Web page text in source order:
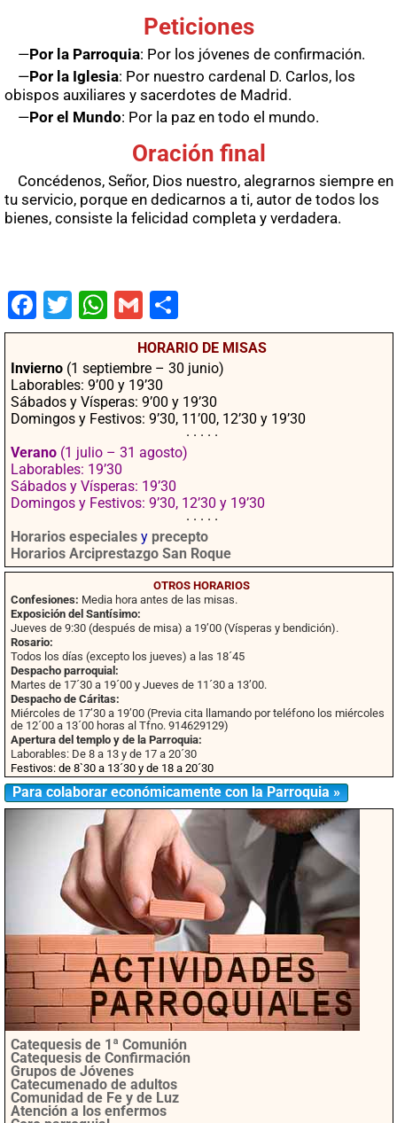
Peticiones
—Por la Parroquia: Por los jóvenes de confirmación.
—Por la Iglesia: Por nuestro cardenal D. Carlos, los
obispos auxiliares y sacerdotes de Madrid.
—Por el Mundo: Por la paz en todo el mundo.
Oración final
Concédenos, Señor, Dios nuestro, alegrarnos siempre en
tu servicio, porque en dedicarnos a ti, autor de todos los
bienes, consiste la felicidad completa y verdadera.
Fac
ebo
ok
Twit
ter
Wha
tsA
pp
Gm
ail
mpa
rtir
HORARIO DE MISAS
Invierno (1 septiembre – 30 junio)
Laborables: 9’00 y 19’30
Sábados y Vísperas: 9’00 y 19’30
Domingos y Festivos: 9’30, 11’00, 12’30 y 19’30
· · · · ·
Verano (1 julio – 31 agosto)
Laborables: 19’30
Sábados y Vísperas: 19’30
Domingos y Festivos: 9’30, 12’30 y 19’30
· · · · ·
Horarios especiales y precepto
Horarios Arciprestazgo San Roque
OTROS HORARIOS
Confesiones: Media hora antes de las misas.
Exposición del Santísimo:
Jueves de 9:30 (después de misa) a 19’00 (Vísperas y bendición).
Rosario:
Todos los días (excepto los jueves) a las 18´45
Despacho parroquial:
Martes de 17´30 a 19´00 y Jueves de 11´30 a 13’00.
Despacho de Cáritas:
Miércoles de 17’30 a 19’00 (Previa cita llamando por teléfono los miércoles
de 12´00 a 13´00 horas al Tfno. 914629129)
Apertura del templo y de la Parroquia:
Laborables: De 8 a 13 y de 17 a 20´30
Festivos: de 8`30 a 13´30 y de 18 a 20´30
Para colaborar económicamente con la Parroquia »
Catequesis de 1ª Comunión
Catequesis de Confirmación
Grupos de Jóvenes
Catecumenado de adultos
Comunidad de Fe y de Luz
Atención a los enfermos